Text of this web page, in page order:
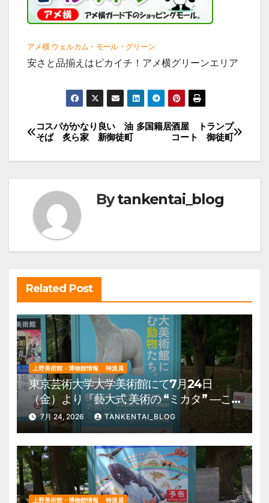
アメ横 ウェルカム・モール・グリーン
安さと品揃えはピカイチ！アメ横グリーンエリア
投
稿
ナ
ゲ
ー
シ
ョ
ン
多国籍居酒屋 トランプ
コート 御徒町
コスパがかなり良い 油
そば 炙ら家 新御徒町
Bytankentai_blog
Related Post
上野美術館・博物館情報 特派員
東京芸術大学大学美術館にて7月24日
（金）より『藝大式 美術の “ミカタ” ―こ
の夏、藝大生になる―』を開催。 上野公
園 美術館・博物館 混雑情報他
7月 24, 2026 TANKENTAI_BLOG
上野美術館・博物館情報 特派員